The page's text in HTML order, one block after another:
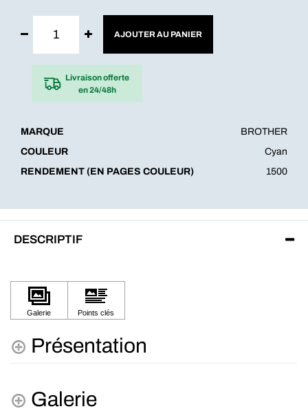
AJOUTER AU PANIER
Livraison offerte
en 24/48h
MARQUE
BROTHER
COULEUR
Cyan
RENDEMENT (EN PAGES COULEUR)
1500
DESCRIPTIF
Présentation
Galerie